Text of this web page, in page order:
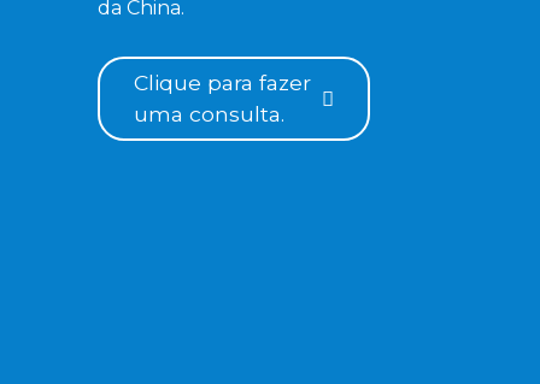
da China.
Clique para fazer
uma consulta.